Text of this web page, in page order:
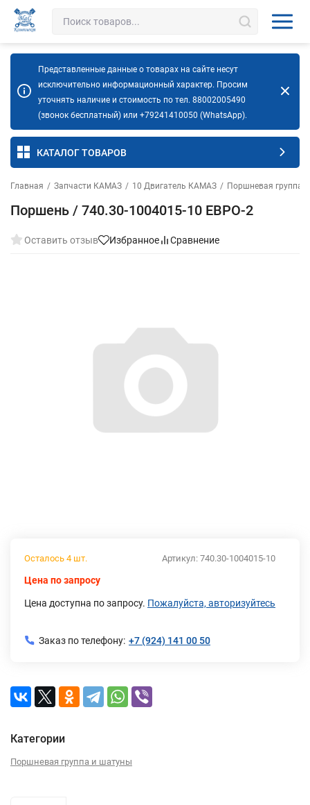
Представленные данные о товарах на сайте несут
исключительно информационный характер. Просим
уточнять наличие и стоимость по тел. 88002005490
(звонок бесплатный) или +79241410050 (WhatsApp).
КАТАЛОГ ТОВАРОВ
Главная / Запчасти КАМАЗ / 10 Двигатель КАМАЗ / Поршневая группа
Поршень / 740.30-1004015-10 ЕВРО-2
Оставить отзыв Избранное Сравнение
Артикул: 740.30-1004015-10
Осталось 4 шт.
Цена по запросу
Цена доступна по запросу. Пожалуйста, авторизуйтесь
Заказ по телефону: +7 (924) 141 00 50
Категории
Поршневая группа и шатуны